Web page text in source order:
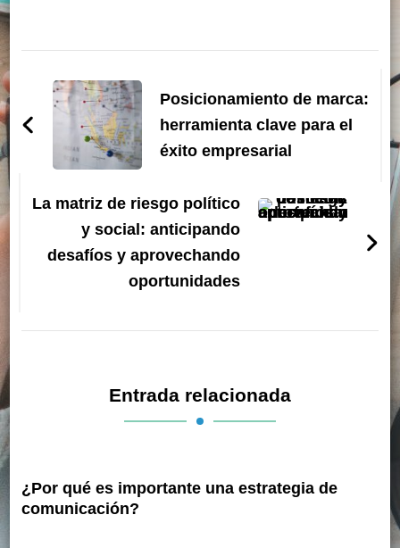
de
entradas
Posicionamiento de marca:
herramienta clave para el
éxito empresarial
La matriz de riesgo político
y social: anticipando
desafíos y aprovechando
oportunidades
Entrada relacionada
¿Por qué es importante una estrategia de
comunicación?